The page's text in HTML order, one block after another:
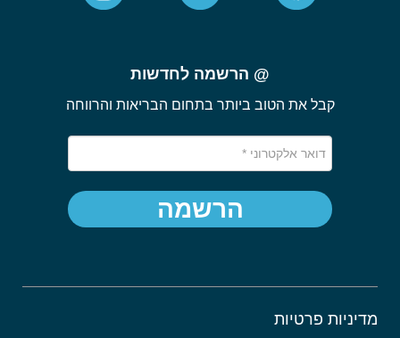
מדיניות פרטיות
@ הרשמה לחדשות
קבל את הטוב ביותר בתחום הבריאות והרווחה
הרשמה